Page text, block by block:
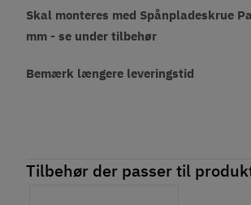
Skal monteres med Spånpladeskrue
mm - se under tilbehør
Bemærk længere leveringstid
Tilbehør der passer til